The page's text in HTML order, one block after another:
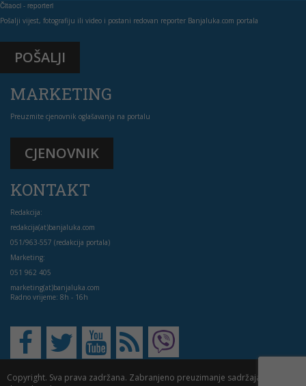
Čitaoci - reporteri
Pošalji vijest, fotografiju ili video i postani redovan reporter Banjaluka.com portala
POŠALJI
MARKETING
Preuzmite cjenovnik oglašavanja na portalu
CJENOVNIK
KONTAKT
Redakcija:
redakcija(at)banjaluka.com
051/963-557 (redakcija portala)
Marketing:
051 962 405
marketing(at)banjaluka.com
Radno vrijeme: 8h - 16h
Copyright. Sva prava zadržana. Zabranjeno preuzimanje sadržaja bez